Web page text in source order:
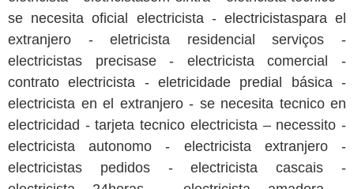
se necesita oficial electricista - electricistaspara el
extranjero - eletricista residencial serviços -
electricistas precisase - electricista comercial -
contrato electricista - eletricidade predial básica -
electricista en el extranjero - se necesita tecnico en
electricidad - tarjeta tecnico electricista – necessito -
electricista autonomo - electricista extranjero -
electricistas pedidos - electricista cascais -